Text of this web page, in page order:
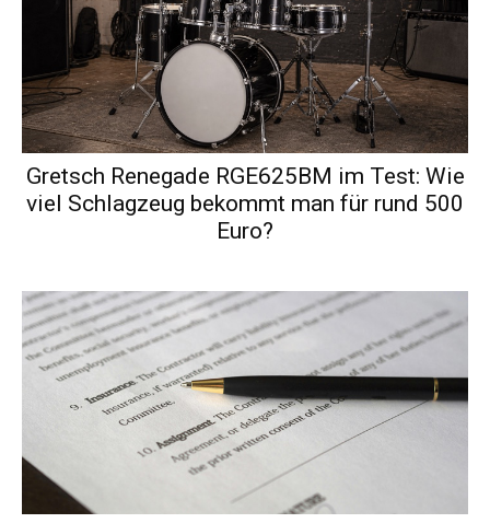
Gretsch Renegade RGE625BM im Test: Wie
viel Schlagzeug bekommt man für rund 500
Euro?